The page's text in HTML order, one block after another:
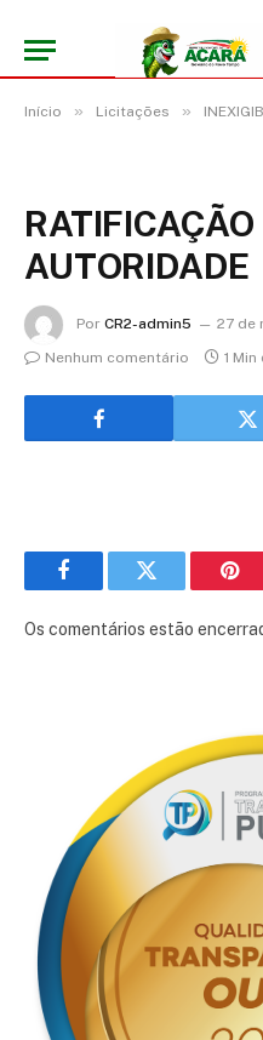
Início » Licitações » INEXIGIBILIDADE Nº 6/2022-00007
RATIFICAÇÃO
AUTORIDADE
Por CR2-admin5
27 de
Nenhum comentário
1
FacebookTwitter
Os comentários estão